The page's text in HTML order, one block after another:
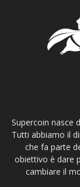
Supercoin nasce
Tutti abbiamo il
che fa parte
obiettivo è dare
cambiare il